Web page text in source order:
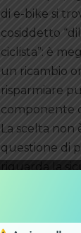
di e-bike si
cosiddetto
ciclista”: è
un ricambio
risparmiare
componente
La scelta non
questione di
riguarda la
analizzeremo